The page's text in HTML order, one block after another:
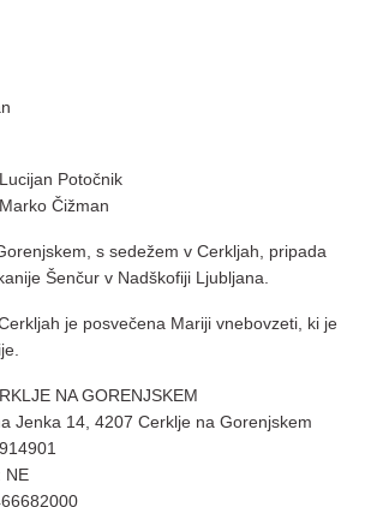
Potočnik
Čižman
s sedežem v Cerkljah, pripada
Šenčur v Nadškofiji Ljubljana.
je posvečena Mariji vnebovzeti, ki je
NA GORENJSKEM
Jenka 14, 4207 Cerklje na Gorenjskem
NE